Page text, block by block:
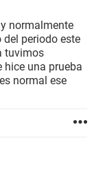
normalmente
del periodo este
tuvimos
hice una prueba
normal ese